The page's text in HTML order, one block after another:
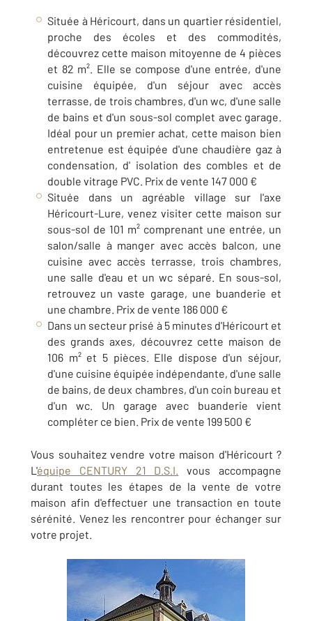
Située à Héricourt, dans un quartier résidentiel,
proche des écoles et des commodités,
découvrez cette maison mitoyenne de 4 pièces
et 82 m². Elle se compose d'une entrée, d'une
cuisine équipée, d'un séjour avec accès
terrasse, de trois chambres, d'un wc, d'une salle
de bains et d'un sous-sol complet avec garage.
Idéal pour un premier achat, cette maison bien
entretenue est équipée d'une chaudière gaz à
condensation, d' isolation des combles et de
double vitrage PVC. Prix de vente 147 000 €
Située dans un agréable village sur l'axe
Héricourt-Lure, venez visiter cette maison sur
sous-sol de 101 m² comprenant une entrée, un
salon/salle à manger avec accès balcon, une
cuisine avec accès terrasse, trois chambres,
une salle d'eau et un wc séparé. En sous-sol,
retrouvez un vaste garage, une buanderie et
une chambre. Prix de vente 186 000 €
Dans un secteur prisé à 5 minutes d'Héricourt et
des grands axes, découvrez cette maison de
106 m² et 5 pièces. Elle dispose d'un séjour,
d'une cuisine équipée indépendante, d'une salle
de bains, de deux chambres, d'un coin bureau et
d'un wc. Un garage avec buanderie vient
compléter ce bien. Prix de vente 199 500 €
Vous souhaitez vendre votre maison d'Héricourt ?
L'équipe CENTURY 21 D.S.I. vous accompagne
durant toutes les étapes de la vente de votre
maison afin d'effectuer une transaction en toute
sérénité. Venez les rencontrer pour échanger sur
votre projet.